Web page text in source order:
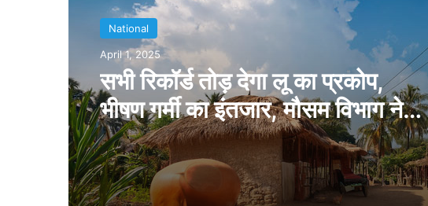
National
April 1, 2025
सभी रिकॉर्ड तोड़ देगा लू का प्रकोप,
भीषण गर्मी का इंतजार, मौसम विभाग ने
National
April 1, 2025
स्वतंत्रता के बाद केवल वादे ही मिले, नदी
पर जो करना था, वह स्थानीय लोगों ने
खुद ही किया